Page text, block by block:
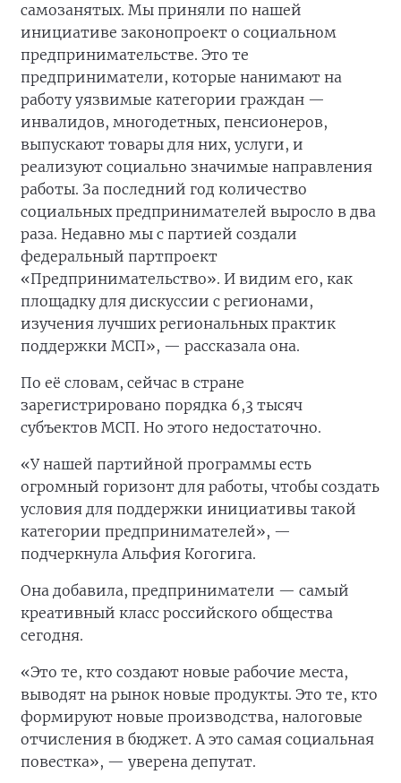
самозанятых. Мы приняли по нашей
инициативе законопроект о социальном
предпринимательстве. Это те
предприниматели, которые нанимают на
работу уязвимые категории граждан —
инвалидов, многодетных, пенсионеров,
выпускают товары для них, услуги, и
реализуют социально значимые направления
работы. За последний год количество
социальных предпринимателей выросло в два
раза. Недавно мы с партией создали
федеральный партпроект
«Предпринимательство». И видим его, как
площадку для дискуссии с регионами,
изучения лучших региональных практик
поддержки МСП», — рассказала она.
По её словам, сейчас в стране
зарегистрировано порядка 6,3 тысяч
субъектов МСП. Но этого недостаточно.
«У нашей партийной программы есть
огромный горизонт для работы, чтобы создать
условия для поддержки инициативы такой
категории предпринимателей», —
подчеркнула Альфия Когогига.
Она добавила, предприниматели — самый
креативный класс российского общества
сегодня.
«Это те, кто создают новые рабочие места,
выводят на рынок новые продукты. Это те, кто
формируют новые производства, налоговые
отчисления в бюджет. А это самая социальная
повестка», — уверена депутат.